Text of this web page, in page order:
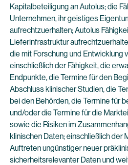
Kapitalbeteiligung an Autolus; die
Unternehmen, ihr geistiges
aufrechtzuerhalten; Autolus
Lieferinfrastruktur
die mit Forschung und Entwicklung
einschließlich der Fähigkeit, die
Endpunkte, die Termine für den
Abschluss klinischer Studien, die
bei den Behörden, die Termine für
und/oder die Termine für die
sowie die Risiken im
klinischen Daten; einschließlich der
Auftreten ungünstiger neuer
sicherheitsrelevanter Daten und